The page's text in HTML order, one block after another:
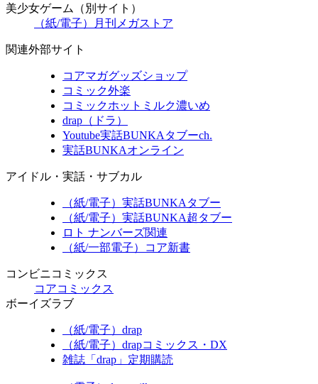
美少女ゲーム（別サイト）
（紙/電子）月刊メガストア
関連外部サイト
コアマガグッズショップ
コミック外楽
コミックホットミルク濃いめ
drap（ドラ）
Youtube実話BUNKAタブーch.
実話BUNKAオンライン
アイドル・実話・サブカル
（紙/電子）実話BUNKAタブー
（紙/電子）実話BUNKA超タブー
ロト ナンバーズ関連
（紙/一部電子）コア新書
コンビニコミックス
コアコミックス
ボーイズラブ
（紙/電子）drap
（紙/電子）drapコミックス・DX
雑誌「drap」定期購読